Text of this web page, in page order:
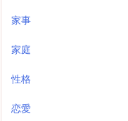
家事
家庭
性格
恋愛